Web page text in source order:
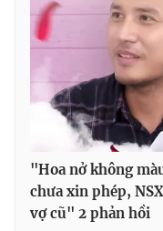
THỜI BÁO VTV
Theo dõi báo trên
"Hoa nở không
chưa xin phép,
vợ cũ" 2 phản hồi